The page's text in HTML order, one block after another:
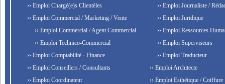
›› Emploi Chargé(e)s Clientèles
›› Emploi Commercial / Marketing / Vente
›› Emploi Commercial / Agent Commercial
›› Emploi Technico-Commercial
›› Emploi Comptabilité - Finance
›› Emploi Conseillers / Consultants
›› Emploi Coordinateur
›› Emploi Journaliste /
›› Emploi Juridique
›› Emploi Ressources
›› Emploi Superviseurs
›› Emploi Traducteur
›› Emploi Architecte
›› Emploi Esthétique / Coiffure